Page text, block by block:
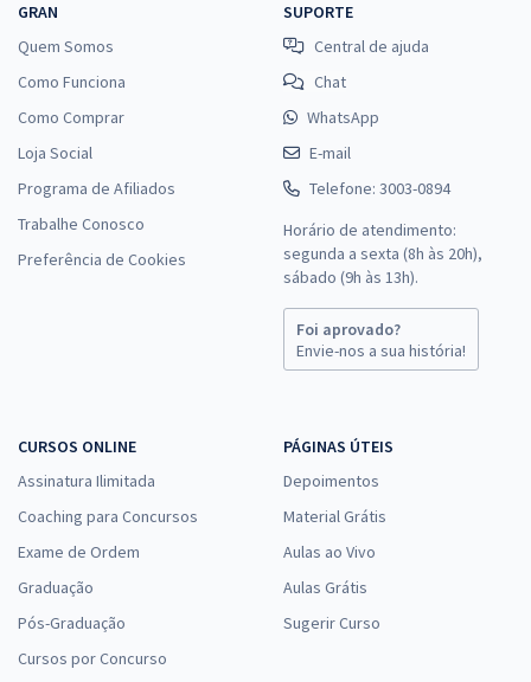
GRAN
Quem Somos
Como Funciona
Como Comprar
Loja Social
Programa de Afiliados
Trabalhe Conosco
Preferência de Cookies
SUPORTE
Central de ajuda
Chat
WhatsApp
E-mail
Telefone: 3003-0894
Horário de atendimento:
segunda a sexta (8h às 20h),
sábado (9h às 13h).
Foi aprovado?
Envie-nos a sua história!
CURSOS ONLINE
Assinatura Ilimitada
Coaching para Concursos
Exame de Ordem
Graduação
Pós-Graduação
Cursos por Concurso
PÁGINAS ÚTEIS
Depoimentos
Material Grátis
Aulas ao Vivo
Aulas Grátis
Sugerir Curso